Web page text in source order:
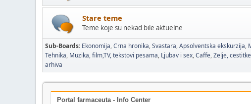
Stare teme
Teme koje su nekad bile aktuelne
Sub-Boards Ekonomija Crna hronika Svastara Apsolventska ekskurzija
Tehnika Muzika, film,TV, tekstovi pesama Ljubav i sex Caffe Zelje,
arhiva
Portal farmaceuta - Info Center